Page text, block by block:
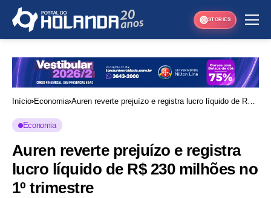
STORIES
Início Economia Auren reverte prejuízo e registra lucro líquido de R$
Economia
Auren reverte prejuízo e registra
lucro líquido de R$ 230 milhões no
1º trimestre